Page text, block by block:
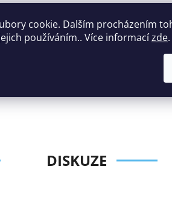
cookie. Dalším procházením
používáním.. Více informacízde.
Široký
nábytku
DISKUZE